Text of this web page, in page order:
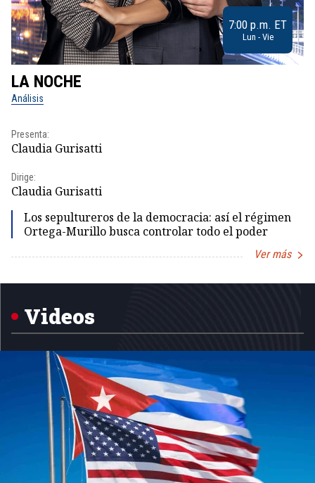
7:00 p.m. ET
Lun - Vie
LA NOCHE
Análisis
Presenta:
Claudia Gurisatti
Dirige:
Claudia Gurisatti
Los sepultureros de la democracia: así el régimen
Ortega-Murillo busca controlar todo el poder
Ver más
Videos